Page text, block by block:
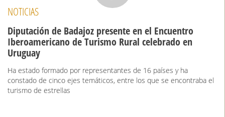
NOTICIAS
Diputación de Badajoz presente en el Encuentro
Iberoamericano de Turismo Rural celebrado en
Uruguay
Ha estado formado por representantes de 16 países y ha
constado de cinco ejes temáticos, entre los que se encontraba el
turismo de estrellas